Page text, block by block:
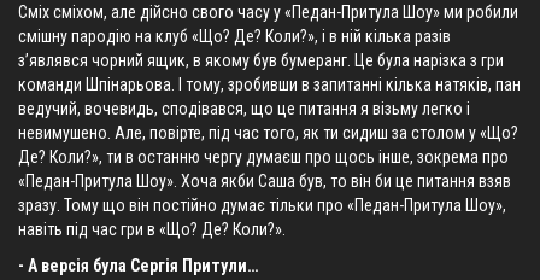
Сміх сміхом, але дійсно свого часу у «Педан-Притула Шоу» ми робили
смішну пародію на клуб «Що? Де? Коли?», і в ній кілька разів
з’являвся чорний ящик, в якому був бумеранг. Це була нарізка з гри
команди Шпінарьова. І тому, зробивши в запитанні кілька натяків, пан
ведучий, вочевидь, сподівався, що це питання я візьму легко і
невимушено. Але, повірте, під час того, як ти сидиш за столом у «Що?
Де? Коли?», ти в останню чергу думаєш про щось інше, зокрема про
«Педан-Притула Шоу». Хоча якби Саша був, то він би це питання взяв
зразу. Тому що він постійно думає тільки про «Педан-Притула Шоу»,
навіть під час гри в «Що? Де? Коли?».
- А версія була Сергія Притули…